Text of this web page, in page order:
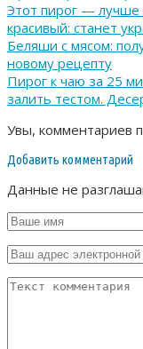
Этот пирог — лучше
красивый: станет
Беляши с мясом:
новому рецепту
Пирог к чаю за 25
залить тестом.
Увы, комментариев
Добавить комментарий
Данные не